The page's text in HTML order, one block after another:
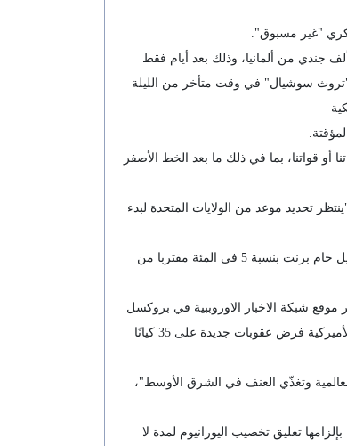
"غير مسبوق".
اخرى وفي نفس الاطار افادت تقارير اعلامية في بروكسل ان البنتاغون يدرس سحب بعض أفراد الجيش الأمريكي البالغ عددهم نحو 40 ألف جندي من ألمانيا، وذلك بعد أيام فقط
"تروث سوشيال" في وقت متأخر من الليلة
قواتنا، بما في ذلك ما بعد الخط الأصفر
تحديد موعد من الولايات المتحدة لبدء
واقتصاديا ارتفعت أسعار النفط مجددا، الخميس، بعد إشارة البيت الأبيض إلى احتمال فرض حصار طويل الأمد على مضيق هرمز، إذ زاد سعر برميل خام برنت بنسبة 5 في المئة مقتربا من
5,6 في المئة قرابة الساعة 04,10 بتوقيت غرينتش بحسب مانشر موقع شبكة الاخبار الاوروببية في بروكسل
" يورونيوز" والذي سبق ان اشار الى انه في إطار حملة "الغضب الاقتصادي"، صعّدت واشنطن من إجراءاتها ضد طهران، فأعلنت وزارة الخزانة الأميركية فرض عقوبات جديدة على 35 كيانًا
وتغذّي العنف في الشرق الأوسط"،
تعليق تخصيب اليورانيوم لمدة لا